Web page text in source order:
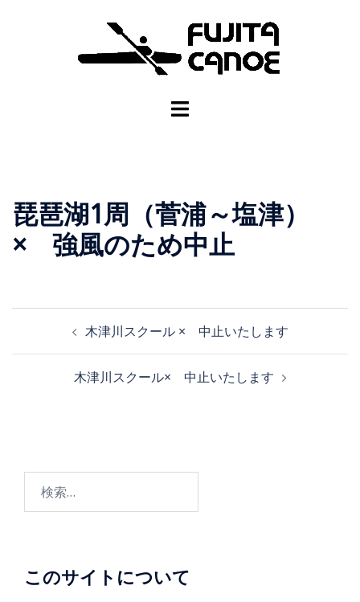
琵琶湖1周（菅浦～塩津）
× 強風のため中止
木津川スクール × 中止いたします
木津川スクール× 中止いたします
このサイトについて